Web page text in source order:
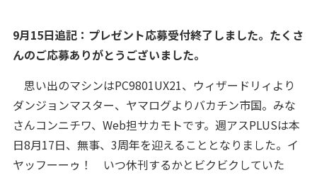
9月15日追記：プレゼント応募受付終了しました。たくさ
んのご応募ありがとうございました。
思い出のマシンはPC9801UX21、ウィザードリィより
ダンジョンマスター、ヤマログよりバカチン市国。みな
さんコンニチワ、Web担サカモトです。週アスPLUSは本
日8月17日、無事、3周年を迎えることとなりました。イ
ヤッフーーゥ！ いつ休刊するかとビクビクしていた